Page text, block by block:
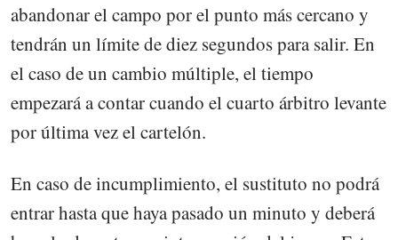
abandonar el campo por el punto más cercano y
tendrán un límite de diez segundos para salir. En
el caso de un cambio múltiple, el tiempo
empezará a contar cuando el cuarto árbitro levante
por última vez el cartelón.
En caso de incumplimiento, el sustituto no podrá
entrar hasta que haya pasado un minuto y deberá